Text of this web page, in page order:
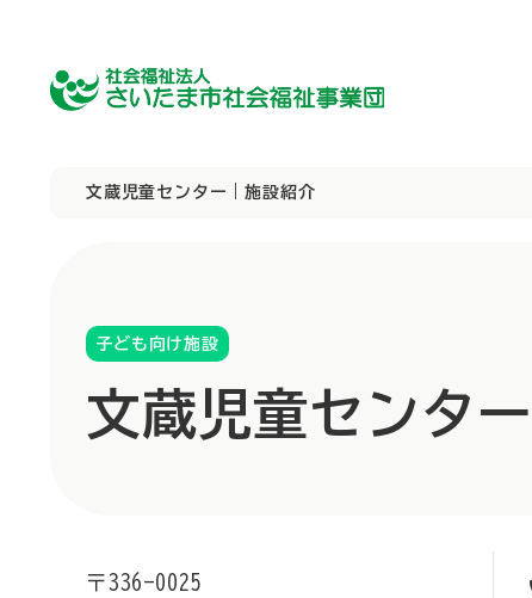
文蔵児童センター｜施設紹介
子ども向け施設
文蔵児童センター
〒336-0025